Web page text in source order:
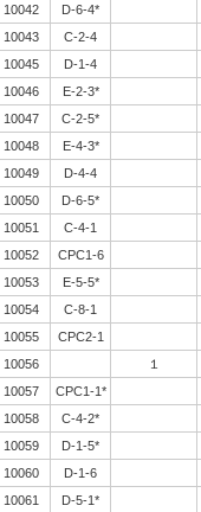
10042
D-6-4*
10043
C-2-4
10045
D-1-4
10046
E-2-3*
10047
C-2-5*
10048
E-4-3*
10049
D-4-4
10050
D-6-5*
10051
C-4-1
10052
CPC1-6
10053
E-5-5*
10054
C-8-1
10055
CPC2-1
10056
１
10057
CPC1-1*
10058
C-4-2*
10059
D-1-5*
10060
D-1-6
10061
D-5-1*